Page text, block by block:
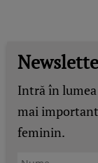
Intră în lumea
mai
feminin.